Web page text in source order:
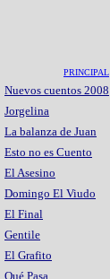
PRINCIPAL
Nuevos cuentos 2008
Jorgelina
La balanza de Juan
Esto no es Cuento
El Asesino
Domingo El Viudo
El Final
Gentile
El Grafito
Qué Pasa